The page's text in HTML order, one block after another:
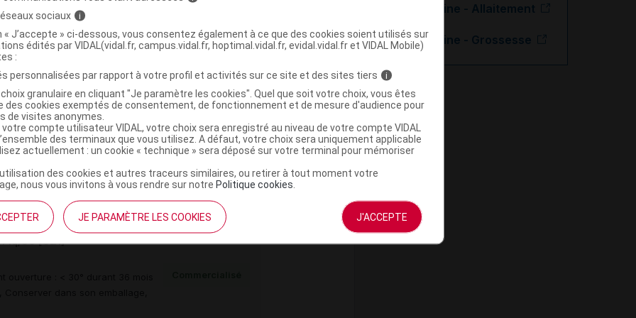
30 [CZ1]
ouverture : < 30° durant 36 mois
dans son emballage,
90 [CZ1]
Rosuvastatine - Allaitement
Rosuvastatine - Grossesse
sociaux i
« J’accepte » ci-dessous, vous consentez également à ce que des cookies soient utilisés sur
édités par VIDAL(vidal.fr, campus.vidal.fr, hoptimal.vidal.fr, evidal.vidal.fr et VIDAL Mobile)
:
personnalisées par rapport à votre profil et activités sur ce site et des sites tiers
i
granulaire en cliquant "Je paramètre les cookies". Quel que soit votre choix, vous êtes
des cookies exemptés de consentement, de fonctionnement et de mesure d'audience pour
de visites anonymes.
compte utilisateur VIDAL, votre choix sera enregistré au niveau de votre compte VIDAL
des terminaux que vous utilisez. A défaut, votre choix sera uniquement applicable
actuellement : un cookie « technique » sera déposé sur votre terminal pour mémoriser
des cookies et autres traceurs similaires, ou retirer à tout moment votre
nous vous invitons à vous rendre sur notre Politique cookies
JE PARAMÈTRE LES COOKIES J'ACCEPTE